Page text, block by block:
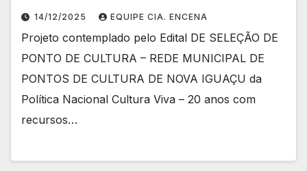
14/12/2025 EQUIPE CIA. ENCENA
Projeto contemplado pelo Edital DE SELEÇÃO DE
PONTO DE CULTURA – REDE MUNICIPAL DE
PONTOS DE CULTURA DE NOVA IGUAÇU da
Política Nacional Cultura Viva – 20 anos com
recursos…